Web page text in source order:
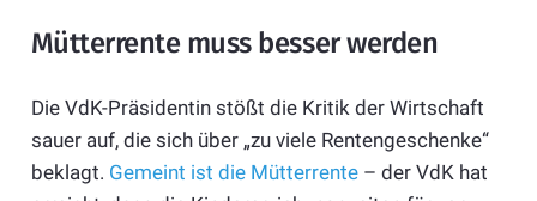
Mütterrente muss besser werden
Die VdK-Präsidentin stößt die Kritik der Wirtschaft
sauer auf, die sich über „zu viele Rentengeschenke“
beklagt. Gemeint ist die Mütterrente– der VdK hat